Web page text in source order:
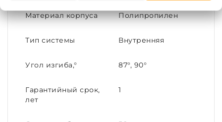
Материал корпуса Полипропилен
Тип системы Внутренняя
Угол изгиба,° 87°, 90°
Гарантийный срок,
лет
1